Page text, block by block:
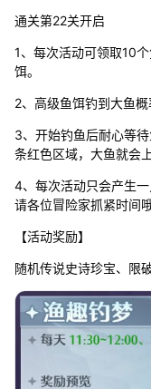
通关第22关开启
1、每次活动可领取10
饵。
2、高级鱼饵钓到大鱼概
3、开始钓鱼后耐心等
条红色区域，大鱼就会上
4、每次活动只会产生
请各位冒险家抓紧时间哦
【活动奖励】
随机传说史诗珍宝、限